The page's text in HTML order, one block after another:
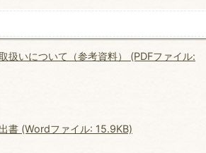
扱いについて（参考資料） (PDFファイル:
書 (Wordファイル: 15.9KB)